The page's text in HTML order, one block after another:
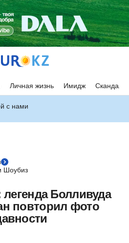
Личная жизнь Имидж Скандалы
с нами
Шоубиз
Болливуда
повторил фото